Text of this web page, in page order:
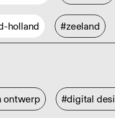
holland #zeeland
ontwerp #digital